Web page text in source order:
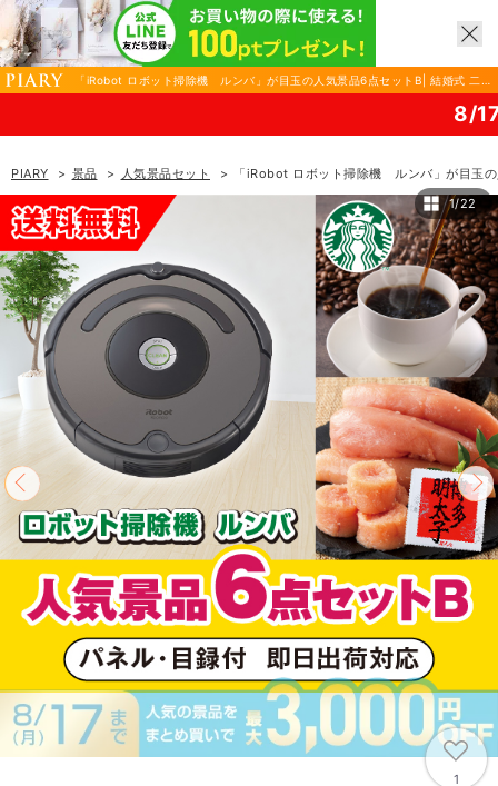
「iRobot ロボット掃除機 ルンバ」が目玉の人気景品6点セットB| 結婚式 二次
会 忘年会におすすめ！|景品ならPIARY（ピアリー）
8/17(月)まで！PIARY
PIARY 景品 人気景品セット
「iRobot ロボット掃除機 ルンバ」が目玉
1/22
1